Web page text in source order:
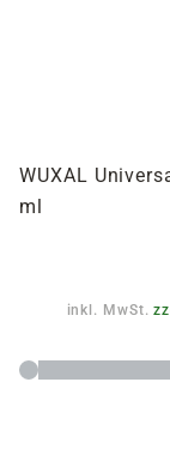
WUXAL
ml
inkl. MwSt.